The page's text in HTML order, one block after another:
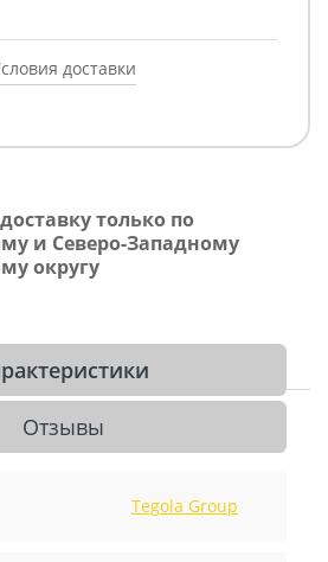
доставки
только по
и Северо-Западному
округу
Отзывы
Tegola Group